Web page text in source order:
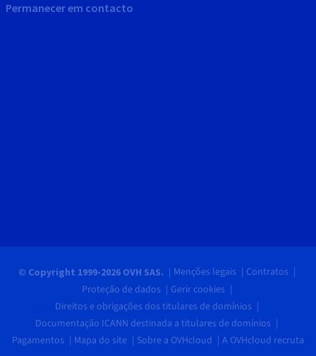
Permanecer em contacto
© Copyright 1999-2026 OVH SAS. Menções legais
Contratos
Proteção de dados
Gerir cookies
Direitos e obrigações dos titulares de domínios
Documentação ICANN destinada a titulares de domínios
Pagamentos
Mapa do site Sobre a OVHcloud A OVHcloud recruta